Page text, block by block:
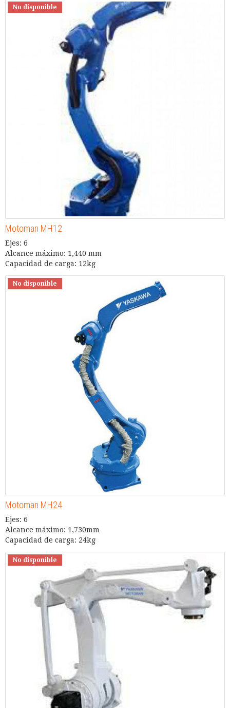
No disponible
Motoman MH12
Ejes: 6
Alcance máximo: 1,440 mm
Capacidad de carga: 12kg
No disponible
Motoman MH24
Ejes: 6
Alcance máximo: 1,730mm
Capacidad de carga: 24kg
No disponible